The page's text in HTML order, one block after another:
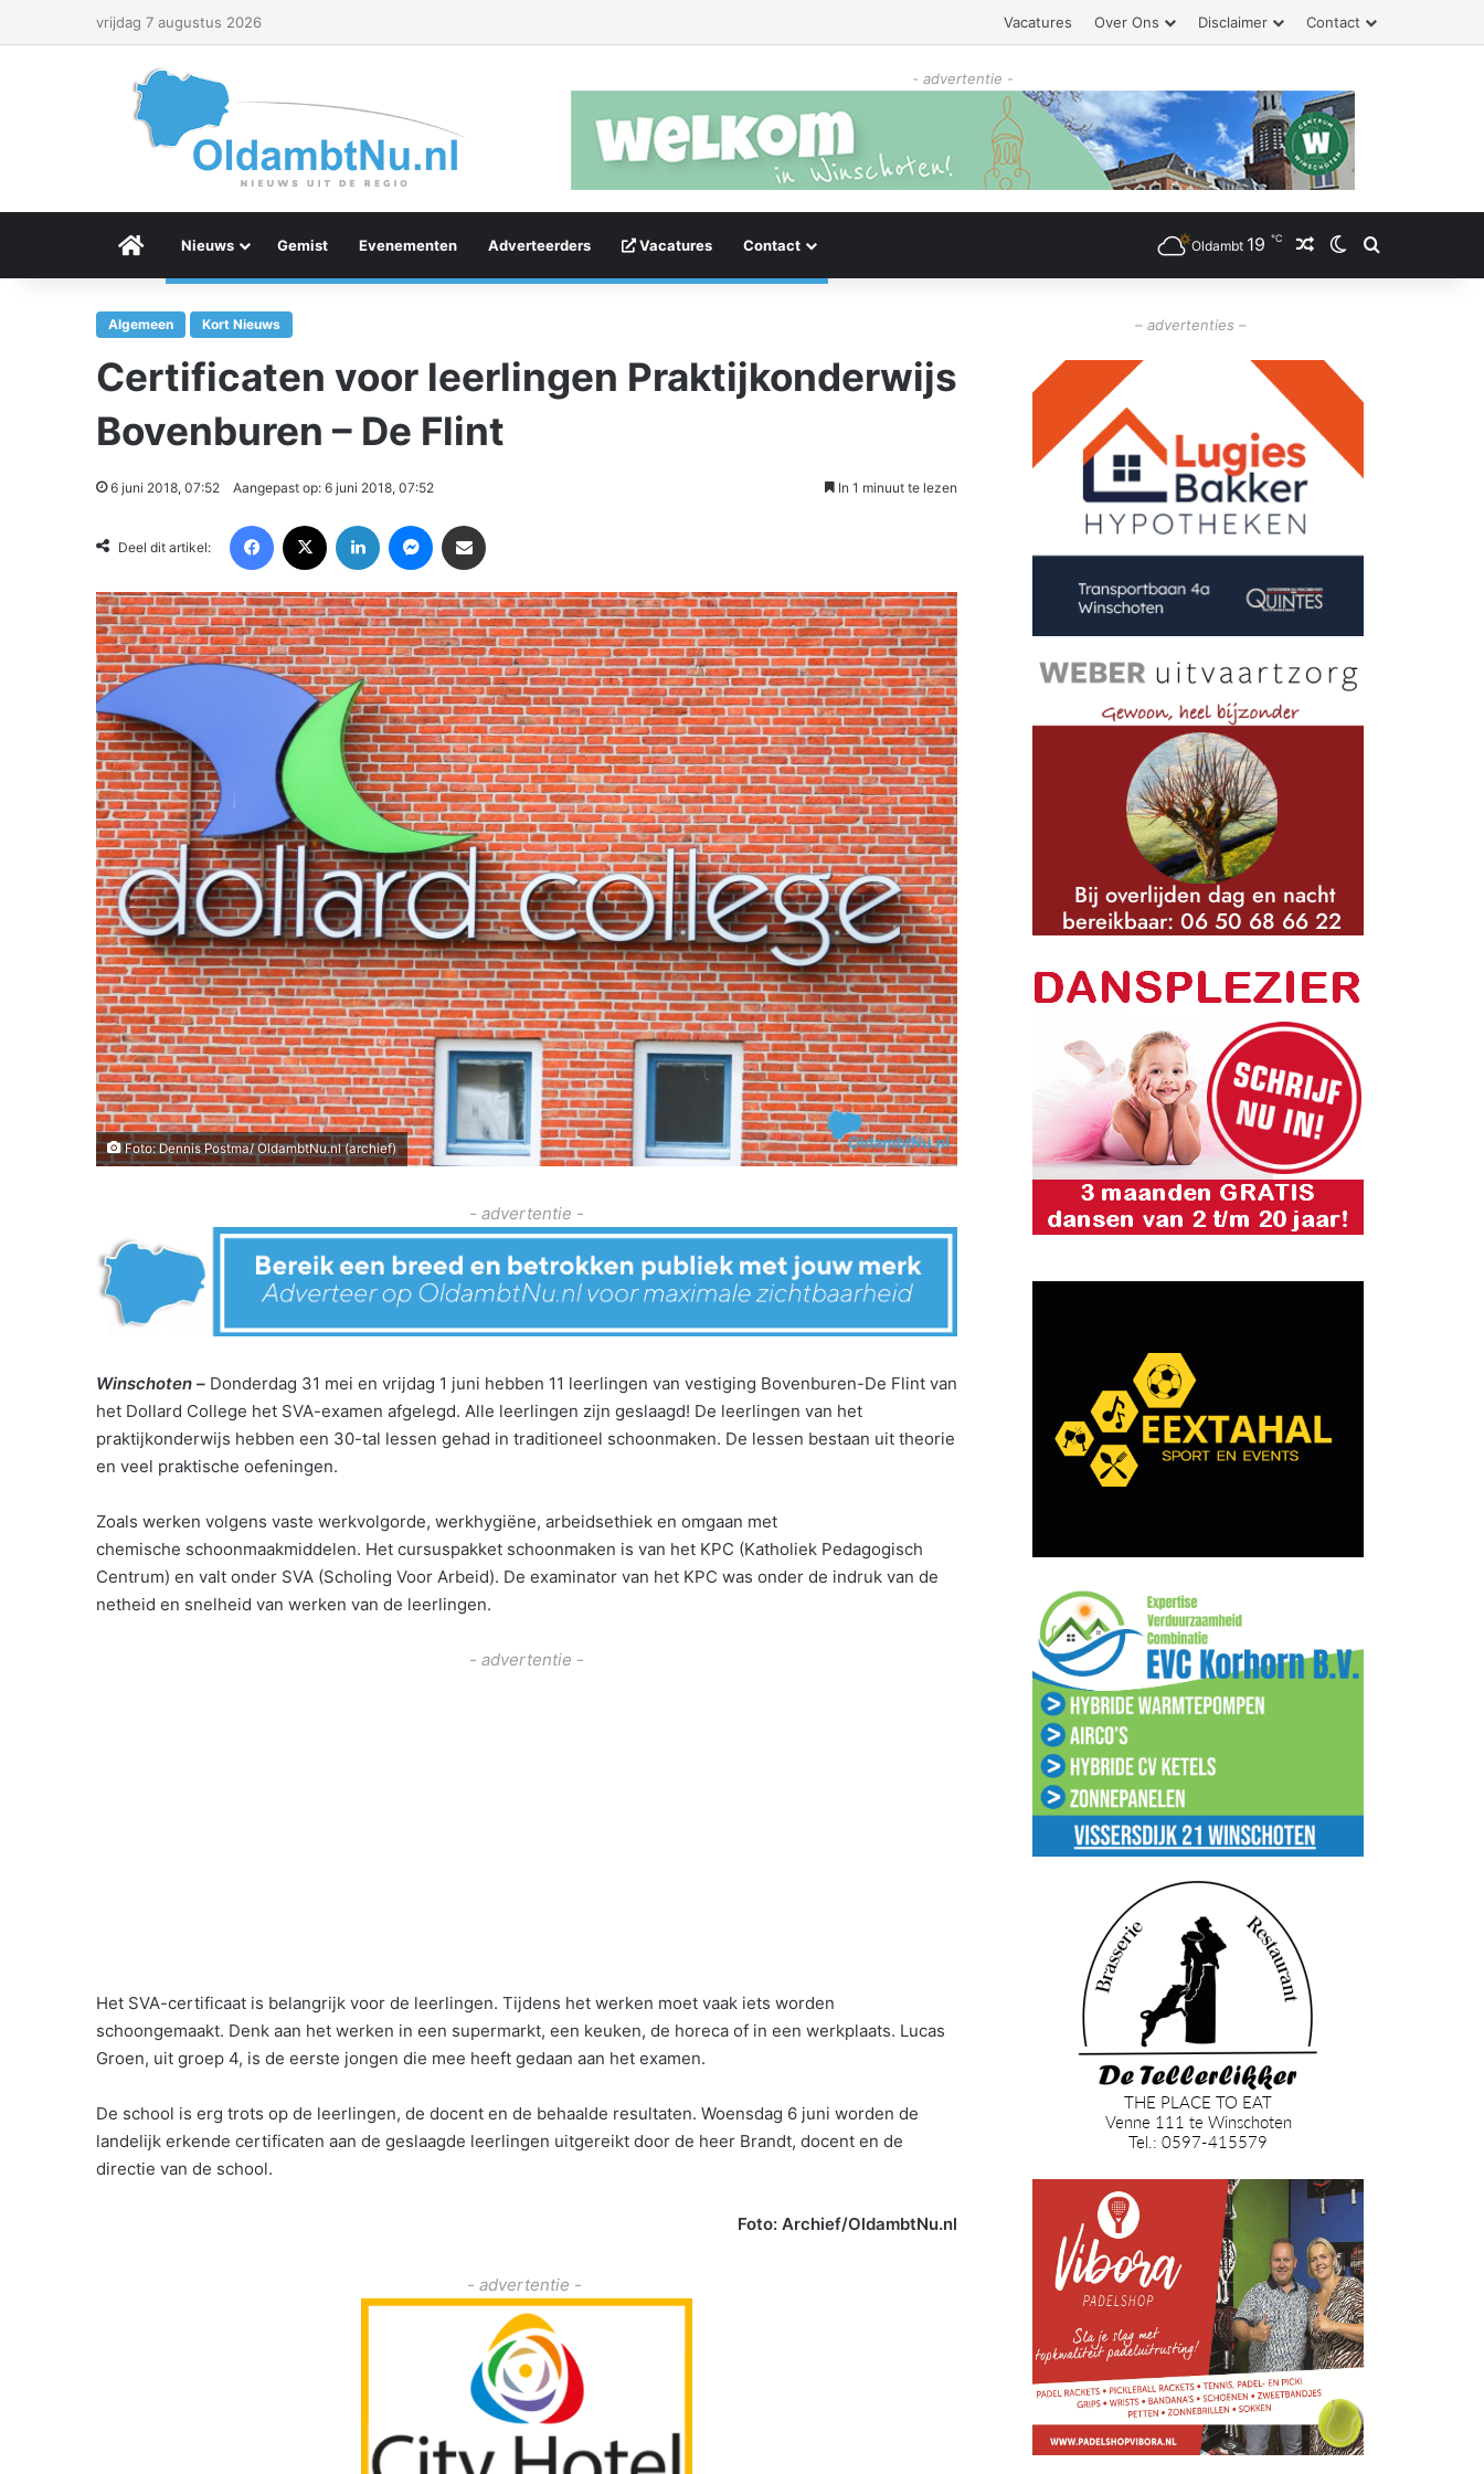
vrijdag 7 augustus 2026 Vacatures Over Ons Disclaimer Contact
- advertentie -
Menu Item
Nieuws Gemist Evenementen Adverteerders Vacatures Contact Oldambt 19 ℃ Willekeurig artikel
Switch skin
Zoeken
Algemeen Kort Nieuws
Certificaten voor leerlingen Praktijkonderwijs
Bovenburen – De Flint
6 juni 2018, 07:52 Aangepast op: 6 juni 2018, 07:52 In 1 minuut te lezen
Deel dit artikel:
Foto: Dennis Postma/ OldambtNu.nl (archief)
- advertentie -
Winschoten – Donderdag 31 mei en vrijdag 1 juni hebben 11 leerlingen van vestiging Bovenburen-De Flint van
het Dollard College het SVA-examen afgelegd. Alle leerlingen zijn geslaagd! De leerlingen van het
praktijkonderwijs hebben een 30-tal lessen gehad in traditioneel schoonmaken. De lessen bestaan uit theorie
en veel praktische oefeningen.
Zoals werken volgens vaste werkvolgorde, werkhygiëne, arbeidsethiek en omgaan met
chemische schoonmaakmiddelen. Het cursuspakket schoonmaken is van het KPC (Katholiek Pedagogisch
Centrum) en valt onder SVA (Scholing Voor Arbeid). De examinator van het KPC was onder de indruk van de
netheid en snelheid van werken van de leerlingen.
- advertentie -
Het SVA-certificaat is belangrijk voor de leerlingen. Tijdens het werken moet vaak iets worden
schoongemaakt. Denk aan het werken in een supermarkt, een keuken, de horeca of in een werkplaats. Lucas
Groen, uit groep 4, is de eerste jongen die mee heeft gedaan aan het examen.
De school is erg trots op de leerlingen, de docent en de behaalde resultaten. Woensdag 6 juni worden de
landelijk erkende certificaten aan de geslaagde leerlingen uitgereikt door de heer Brandt, docent en de
directie van de school.
Foto: Archief/OldambtNu.nl
- advertentie -
– advertenties –